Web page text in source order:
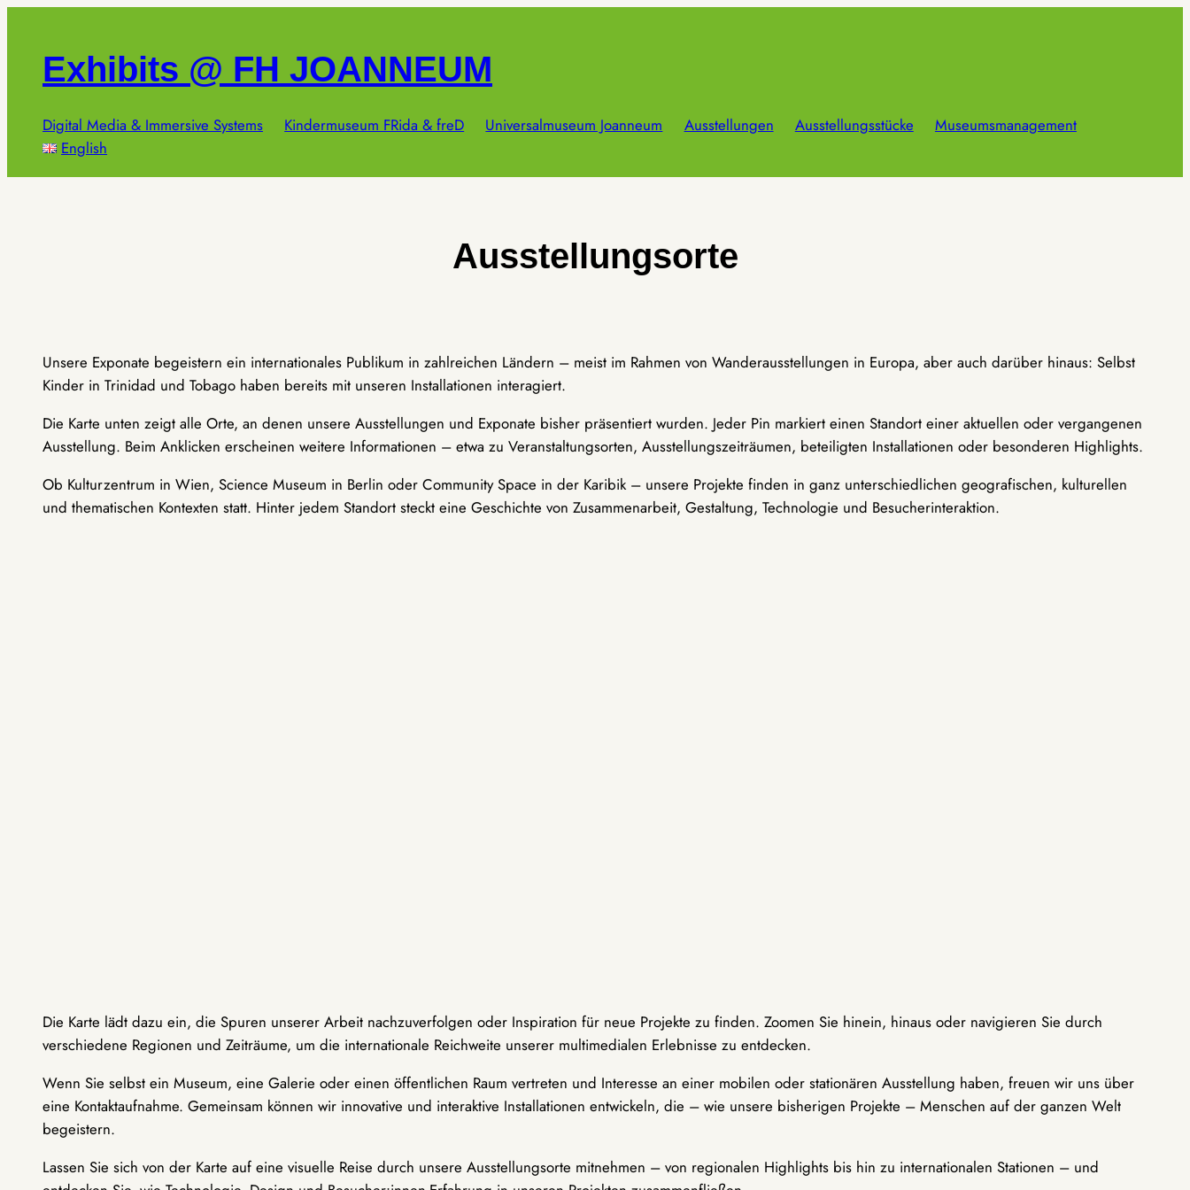
springenExhibits @ FH JOANNEUM
Digital Media & Immersive Systems Kindermuseum FRida & freD Universalmuseum Joanneum Ausstellungen Ausstellungsstücke
Museumsmanagement
English
Ausstellungsorte
Unsere Exponate begeistern ein internationales Publikum in zahlreichen Ländern – meist im Rahmen von Wanderausstellungen in Europa, aber auch darüber hinaus: Selbst
Kinder in Trinidad und Tobago haben bereits mit unseren Installationen interagiert.
Die Karte unten zeigt alle Orte, an denen unsere Ausstellungen und Exponate bisher präsentiert wurden. Jeder Pin markiert einen Standort einer aktuellen oder vergangenen
Ausstellung. Beim Anklicken erscheinen weitere Informationen – etwa zu Veranstaltungsorten, Ausstellungszeiträumen, beteiligten Installationen oder besonderen Highlights.
Ob Kulturzentrum in Wien, Science Museum in Berlin oder Community Space in der Karibik – unsere Projekte finden in ganz unterschiedlichen geografischen, kulturellen
und thematischen Kontexten statt. Hinter jedem Standort steckt eine Geschichte von Zusammenarbeit, Gestaltung, Technologie und Besucherinteraktion.
Die Karte lädt dazu ein, die Spuren unserer Arbeit nachzuverfolgen oder Inspiration für neue Projekte zu finden. Zoomen Sie hinein, hinaus oder navigieren Sie durch
verschiedene Regionen und Zeiträume, um die internationale Reichweite unserer multimedialen Erlebnisse zu entdecken.
Wenn Sie selbst ein Museum, eine Galerie oder einen öffentlichen Raum vertreten und Interesse an einer mobilen oder stationären Ausstellung haben, freuen wir uns über
eine Kontaktaufnahme. Gemeinsam können wir innovative und interaktive Installationen entwickeln, die – wie unsere bisherigen Projekte – Menschen auf der ganzen Welt
begeistern.
Lassen Sie sich von der Karte auf eine visuelle Reise durch unsere Ausstellungsorte mitnehmen – von regionalen Highlights bis hin zu internationalen Stationen – und